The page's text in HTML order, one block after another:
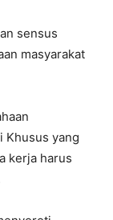
sensus
masyarakat
Khusus yang
kerja harus